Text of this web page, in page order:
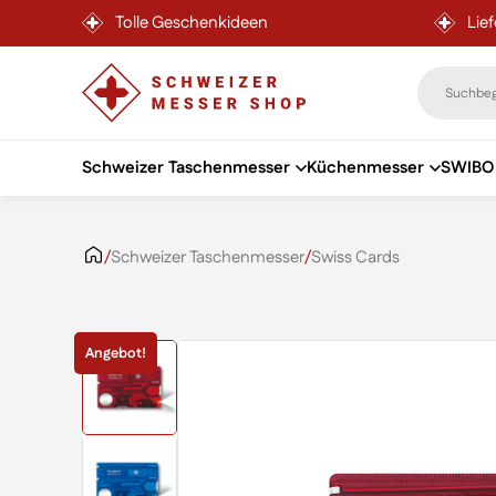
Tolle Geschenkideen
Schweizer Taschenmesser Küchenmesser
/Schweizer Taschenmesser/Swiss Cards
Angebot!